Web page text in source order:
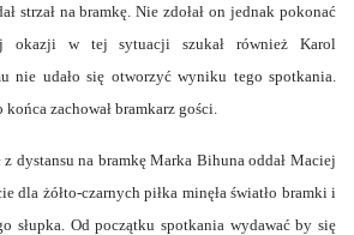
strzał na bramkę. Nie zdołał on jednak pokonać
okazji w tej sytuacji szukał również Karol
nie udało się otworzyć wyniku tego spotkania.
zachował bramkarz gości.
dystansu na bramkę Marka Bihuna oddał Maciej
dla żółto-czarnych piłka minęła światło bramki i
słupka. Od początku spotkania wydawać by się